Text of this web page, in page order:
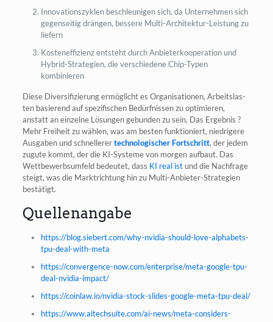
Inno­va­ti­ons­zy­klen beschleu­ni­gen sich, da Unter­neh­men sich
gegen­sei­tig drän­gen, bes­se­re Mul­ti-Archi­tek­tur-Leis­tung zu
liefern
Kos­ten­ef­fi­zi­enz ent­steht durch Anbie­ter­ko­ope­ra­ti­on und
Hybrid-Stra­te­gien, die ver­schie­de­ne Chip-Typen
kombinieren
Die­se Diver­si­fi­zie­rung ermög­licht es Orga­ni­sa­tio­nen, Arbeits­las­
ten basie­rend auf spe­zi­fi­schen Bedürf­nis­sen zu opti­mie­ren,
anstatt an ein­zel­ne Lösun­gen gebun­den zu sein. Das Ergeb­nis ?
Mehr Frei­heit zu wäh­len, was am bes­ten funk­tio­niert, nied­ri­ge­re
Aus­ga­ben und schnel­le­rertech­no­lo­gi­scher Fort­schritt, der jedem
zugu­te kommt, der die KI-Sys­te­me von mor­gen auf­baut. Das
Wett­be­werbs­um­feld bedeu­tet, dass KI real istund die Nach­fra­ge
steigt, was die Markt­rich­tung hin zu Mul­ti-Anbie­ter-Stra­te­gien
bestätigt.
Quellenangabe
https://blog.siebert.com/why-nvidia-should-love-alphabets-
tpu-deal-with-meta
https://convergence-now.com/enterprise/meta-google-tpu-
deal-nvidia-impact/
https://coinlaw.io/nvidia-stock-slides-google-meta-tpu-deal/
https://www.aitechsuite.com/ai-news/meta-considers-